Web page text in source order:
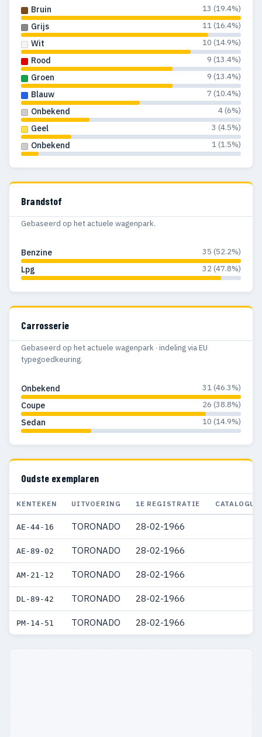
Bruin 13 (19.4%)
Grijs 11 (16.4%)
Wit 10 (14.9%)
Rood 9 (13.4%)
Groen 9 (13.4%)
Blauw 7 (10.4%)
Onbekend 4 (6%)
Geel 3 (4.5%)
Onbekend 1 (1.5%)
Brandstof
Gebaseerd op het actuele wagenpark.
Benzine 35 (52.2%)
Lpg 32 (47.8%)
Carrosserie
Gebaseerd op het actuele wagenpark · indeling via EU
typegoedkeuring.
Onbekend 31 (46.3%)
Coupe 26 (38.8%)
Sedan 10 (14.9%)
Oudste exemplaren
KENTEKEN UITVOERING 1E REGISTRATIE
AE-44-16 TORONADO 28-02-1966
AE-89-02 TORONADO 28-02-1966
AM-21-12 TORONADO 28-02-1966
DL-89-42 TORONADO 28-02-1966
PM-14-51 TORONADO 28-02-1966